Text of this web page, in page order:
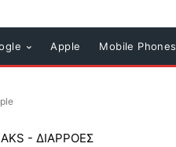
Apple Mobile Phones
- ΔΙΑΡΡΟΈΣ